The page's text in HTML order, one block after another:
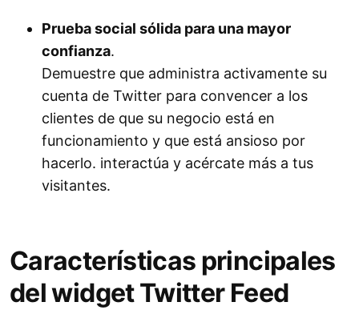
Prueba social sólida para una mayor
confianza.
Demuestre que administra activamente su
cuenta de Twitter para convencer a los
clientes de que su negocio está en
funcionamiento y que está ansioso por
hacerlo. interactúa y acércate más a tus
visitantes.
Características principales
del widget Twitter Feed